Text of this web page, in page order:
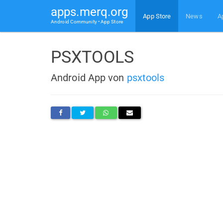
apps.merq.org
Android Community • App Store
App Store News
PSXTOOLS
Android App von psxtools